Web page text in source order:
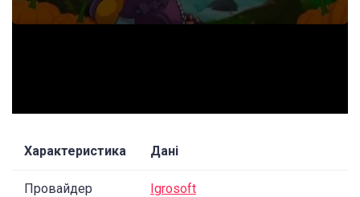
Характеристика Дані
Провайдер Igrosoft